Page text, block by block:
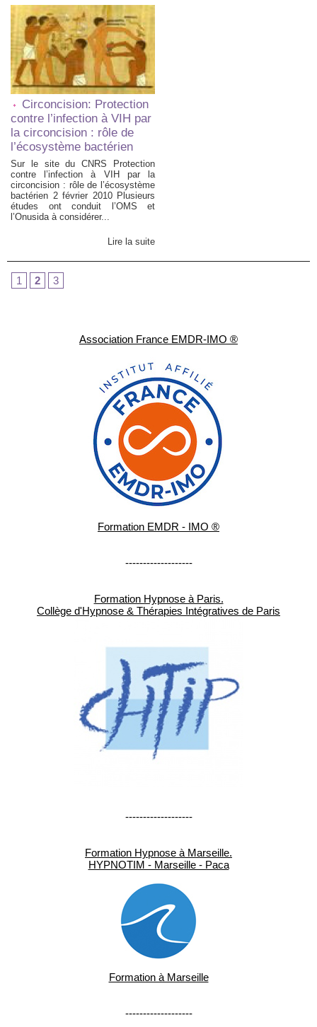
Association France EMDR-IMO ®
Formation EMDR - IMO ®
-------------------
Formation Hypnose à Paris.
Collège d'Hypnose & Thérapies Intégratives de Paris
-------------------
Formation Hypnose à Marseille.
HYPNOTIM - Marseille - Paca
Formation à Marseille
-------------------
Circoncision: Protection
contre l’infection à VIH par
la circoncision : rôle de
l’écosystème bactérien
Sur le site du CNRS Protection
contre l’infection à VIH par la
circoncision : rôle de l’écosystème
bactérien 2 février 2010 Plusieurs
études ont conduit l’OMS et
l’Onusida à considérer...
Lire la suite
1 2 3